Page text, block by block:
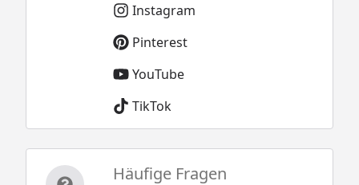
Instagram
Pinterest
YouTube
TikTok
Häufige Fragen